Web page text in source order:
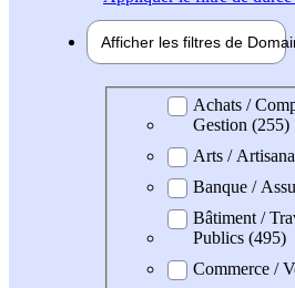
Afficher les filtres de
Domaine professionel
Achats /
Gestion (255)
Arts /
Banque /
Bâtiment /
Publics (495)
Commerce /